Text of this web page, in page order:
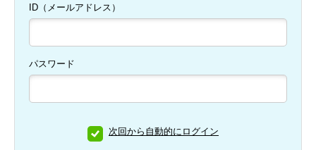
ID（メールアドレス）
パスワード
次回から自動的にログイン